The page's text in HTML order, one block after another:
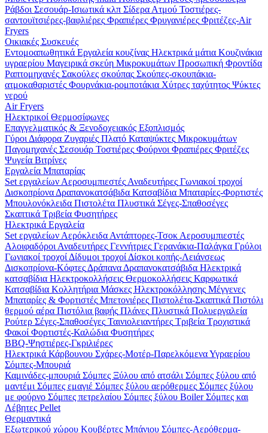
Ράβδοι Σεσουάρ-Ισιωτικά κλπ Σίδερα Ατμού Τοστιέρες-
σαντουϊτσιέρες-βαφλιέρες Φραπιέρες Φρυγανιέρες Φριτέζες-Air
Fryers
Οικιακές Συσκευές
Εντομοαπωθητικά Εργαλεία κουζίνας Ηλεκτρικά μάτια Κουζινάκια
υγραερίου Μαγειρικά σκεύη Μικροκυμάτων Προσωπική Φροντίδα
Ραπτομηχανές Σακούλες σκούπας Σκούπες-σκουπάκια-
ατμοκαθαριστές Φουρνάκια-ρομποτάκια Χύτρες ταχύτητος Ψύκτες
νερού
Air Fryers
Ηλεκτρικοί Θερμοσίφωνες
Επαγγελματικός & Ξενοδοχειακός Εξοπλισμός
Γύροι Διάφορα Ζυγαριές Πλατό Καταψύκτες Μικροκυμάτων
Παγομηχανές Σεσουάρ Τοστιέρες Φούρνοι Φραπιέρες Φριτέζες
Ψυγεία Βιτρίνες
Εργαλεία Μπαταρίας
Set εργαλείων Αεροσυμπιεστές Αναδευτήρες Γωνιακοί τροχοί
Δισκοπρίονα Δραπανοκατσάβιδα Κατσαβίδια Μπαταρίες-Φορτιστές
Μπουλονόκλειδα Πιστολέτα Πλυστικά Σέγες-Σπαθοσέγες
Σκαπτικά Τριβεία Φυσητήρες
Ηλεκτρικά Εργαλεία
Set εργαλείων Αερόκλειδα Αντάπτορες-Τσοκ Αεροσυμπιεστές
Αλοιφαδόροι Αναδευτήρες Γεννήτριες Γερανάκια-Παλάγκα Γρύλοι
Γωνιακοί τροχοί Δίδυμοι τροχοί Δίσκοι κοπής-Λειάνσεως
Δισκοπρίονα-Κόφτες Δράπανα Δραπανοκατσάβιδα Ηλεκτρικά
κατσαβίδια Ηλεκτροκολλήσεις Θερμοκολλήσεις Καρφωτικά
Κατσαβίδια Κολλητήρια Μάσκες Ηλεκτροκόλλησης Μέγγενες
Μπαταρίες & Φορτιστές Μπετονιέρες Πιστολέτα-Σκαπτικά Πιστόλι
θερμού αέρα Πιστόλια βαφής Πλάνες Πλυστικά Πολυεργαλεία
Ρούτερ Σέγες-Σπαθοσέγες Ταινιολειαντήρες Τριβεία Τροχιστικά
Φακοί Φορτιστές-Καλώδια Φυσητήρες
BBQ-Ψηστιέρες-Γκριλιέρες
Ηλεκτρικά Κάρβουνου Σχάρες-Μοτέρ-ΠαρελκόμεναΥγραερίου
Σόμπες-Μπουριά
Καμινάδες-μπουριά Σόμπες Ξύλου από ατσάλι Σόμπες ξύλου από
μαντέμι Σόμπες εμαγιέ Σόμπες ξύλου αερόθερμες Σόμπες ξύλου
με φούρνο Σόμπες πετρελαίου Σόμπες ξύλου Boiler Σόμπες και
Λέβητες Pellet
Θερμαντικά
Εξωτερικού χώρου Κουβέρτες Μπάνιου Σόμπες-Αερόθερμα-